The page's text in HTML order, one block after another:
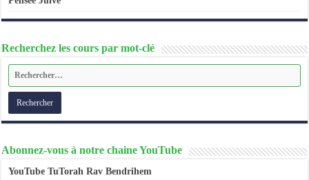
Recherchez les cours par mot-clé
Abonnez-vous à notre chaine YouTube
YouTube TuTorah Rav Bendrihem